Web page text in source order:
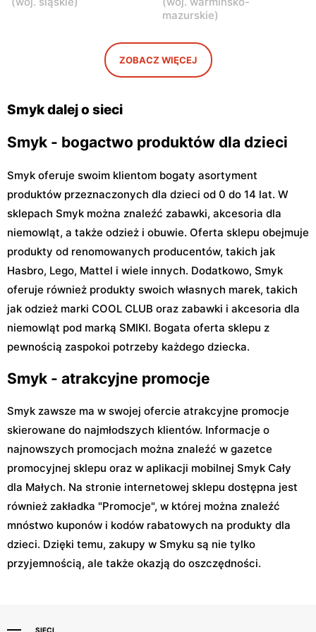
Smyk
Broniewskiego 11
mazurskie)
ZOBACZ WIĘCEJ
Smyk dalej o sieci
Smyk - bogactwo produktów dla dzieci
Smyk oferuje swoim klientom bogaty asortyment
produktów przeznaczonych dla dzieci od 0 do 14 lat. W
sklepach Smyk można znaleźć zabawki, akcesoria dla
niemowląt, a także odzież i obuwie. Oferta sklepu obejmuje
produkty od renomowanych producentów, takich jak
Hasbro, Lego, Mattel i wiele innych. Dodatkowo, Smyk
oferuje również produkty swoich własnych marek, takich
jak odzież marki COOL CLUB oraz zabawki i akcesoria dla
niemowląt pod marką SMIKI. Bogata oferta sklepu z
pewnością zaspokoi potrzeby każdego dziecka.
Smyk - atrakcyjne promocje
Smyk zawsze ma w swojej ofercie atrakcyjne promocje
skierowane do najmłodszych klientów. Informacje o
najnowszych promocjach można znaleźć w gazetce
promocyjnej sklepu oraz w aplikacji mobilnej Smyk Cały
dla Małych. Na stronie internetowej sklepu dostępna jest
również zakładka "Promocje", w której można znaleźć
mnóstwo kuponów i kodów rabatowych na produkty dla
dzieci. Dzięki temu, zakupy w Smyku są nie tylko
przyjemnością, ale także okazją do oszczędności.
SIECI